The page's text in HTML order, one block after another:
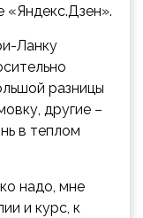
«Яндекс.Дзен».
Ланку
разницы
другие –
в теплом
надо, мне
и курс, к